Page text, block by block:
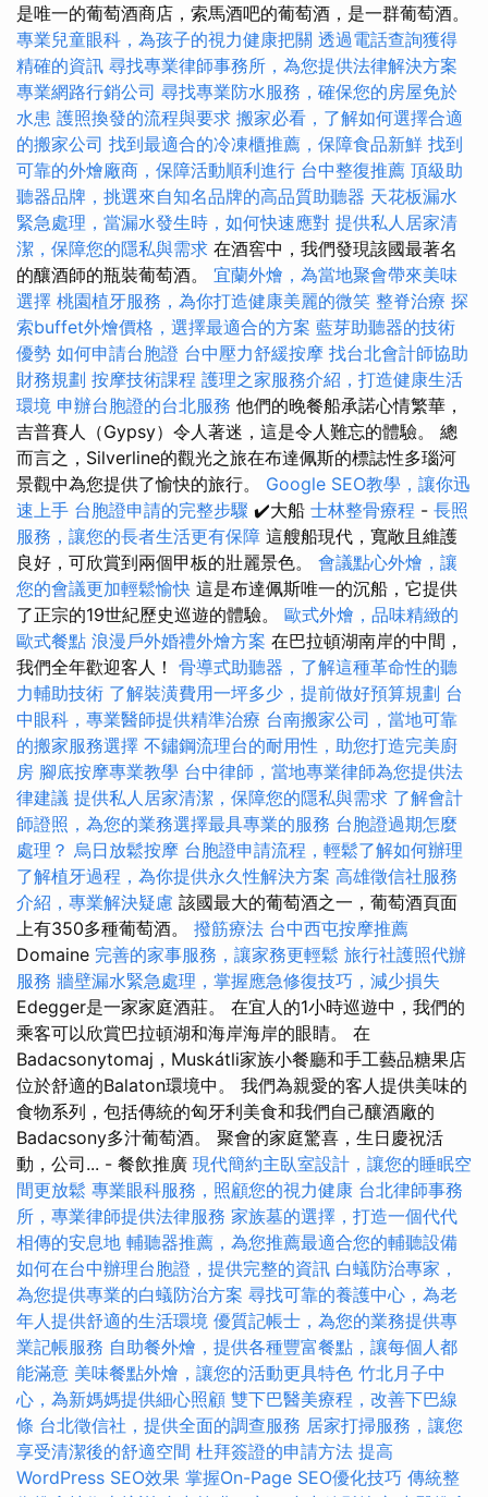
是唯一的葡萄酒商店，索馬酒吧的葡萄酒，是一群葡萄酒。
專業兒童眼科，為孩子的視力健康把關 透過電話查詢獲得
精確的資訊 尋找專業律師事務所，為您提供法律解決方案
專業網路行銷公司 尋找專業防水服務，確保您的房屋免於
水患 護照換發的流程與要求 搬家必看，了解如何選擇合適
的搬家公司 找到最適合的冷凍櫃推薦，保障食品新鮮 找到
可靠的外燴廠商，保障活動順利進行 台中整復推薦 頂級助
聽器品牌，挑選來自知名品牌的高品質助聽器 天花板漏水
緊急處理，當漏水發生時，如何快速應對 提供私人居家清
潔，保障您的隱私與需求 在酒窖中，我們發現該國最著名
的釀酒師的瓶裝葡萄酒。 宜蘭外燴，為當地聚會帶來美味
選擇 桃園植牙服務，為你打造健康美麗的微笑 整脊治療 探
索buffet外燴價格，選擇最適合的方案 藍芽助聽器的技術
優勢 如何申請台胞證 台中壓力舒緩按摩 找台北會計師協助
財務規劃 按摩技術課程 護理之家服務介紹，打造健康生活
環境 申辦台胞證的台北服務 他們的晚餐船承諾心情繁華，
吉普賽人（Gypsy）令人著迷，這是令人難忘的體驗。 總
而言之，Silverline的觀光之旅在布達佩斯的標誌性多瑙河
景觀中為您提供了愉快的旅行。 Google SEO教學，讓你迅
速上手 台胞證申請的完整步驟 ✔️大船 士林整骨療程 - 長照
服務，讓您的長者生活更有保障 這艘船現代，寬敞且維護
良好，可欣賞到兩個甲板的壯麗景色。 會議點心外燴，讓
您的會議更加輕鬆愉快 這是布達佩斯唯一的沉船，它提供
了正宗的19世紀歷史巡遊的體驗。 歐式外燴，品味精緻的
歐式餐點 浪漫戶外婚禮外燴方案 在巴拉頓湖南岸的中間，
我們全年歡迎客人！ 骨導式助聽器，了解這種革命性的聽
力輔助技術 了解裝潢費用一坪多少，提前做好預算規劃 台
中眼科，專業醫師提供精準治療 台南搬家公司，當地可靠
的搬家服務選擇 不鏽鋼流理台的耐用性，助您打造完美廚
房 腳底按摩專業教學 台中律師，當地專業律師為您提供法
律建議 提供私人居家清潔，保障您的隱私與需求 了解會計
師證照，為您的業務選擇最具專業的服務 台胞證過期怎麼
處理？ 烏日放鬆按摩 台胞證申請流程，輕鬆了解如何辦理
了解植牙過程，為你提供永久性解決方案 高雄徵信社服務
介紹，專業解決疑慮 該國最大的葡萄酒之一，葡萄酒頁面
上有350多種葡萄酒。 撥筋療法 台中西屯按摩推薦
Domaine 完善的家事服務，讓家務更輕鬆 旅行社護照代辦
服務 牆壁漏水緊急處理，掌握應急修復技巧，減少損失
Edegger是一家家庭酒莊。 在宜人的1小時巡遊中，我們的
乘客可以欣賞巴拉頓湖和海岸海岸的眼睛。 在
Badacsonytomaj，Muskátli家族小餐廳和手工藝品糖果店
位於舒適的Balaton環境中。 我們為親愛的客人提供美味的
食物系列，包括傳統的匈牙利美食和我們自己釀酒廠的
Badacsony多汁葡萄酒。 聚會的家庭驚喜，生日慶祝活
動，公司... - 餐飲推廣 現代簡約主臥室設計，讓您的睡眠空
間更放鬆 專業眼科服務，照顧您的視力健康 台北律師事務
所，專業律師提供法律服務 家族墓的選擇，打造一個代代
相傳的安息地 輔聽器推薦，為您推薦最適合您的輔聽設備
如何在台中辦理台胞證，提供完整的資訊 白蟻防治專家，
為您提供專業的白蟻防治方案 尋找可靠的養護中心，為老
年人提供舒適的生活環境 優質記帳士，為您的業務提供專
業記帳服務 自助餐外燴，提供各種豐富餐點，讓每個人都
能滿意 美味餐點外燴，讓您的活動更具特色 竹北月子中
心，為新媽媽提供細心照顧 雙下巴醫美療程，改善下巴線
條 台北徵信社，提供全面的調查服務 居家打掃服務，讓您
享受清潔後的舒適空間 杜拜簽證的申請方法 提高
WordPress SEO效果 掌握On-Page SEO優化技巧 傳統整